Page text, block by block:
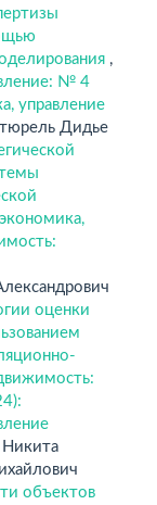
,
№ 4
управление
Дидье
оценки
Никита
объектов